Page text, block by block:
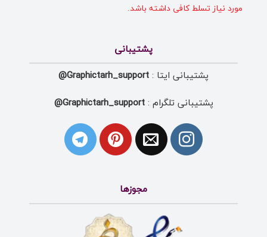
مورد نیاز تسلط کافی داشته باشد.
پشتیبانی
پشتیبانی ایتا : Graphictarh_support@
پشتیبانی تلگرام :Graphictarh_support@
مجوزها